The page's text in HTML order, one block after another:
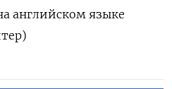
английском языке